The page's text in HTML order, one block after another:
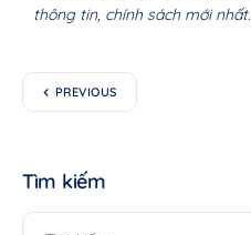
thông tin, chính sách mới nhất.
PREVIOUS
Tìm kiếm